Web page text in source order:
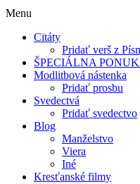
Menu
Citáty
Pridať verš z
ŠPECIÁLNA
Modlitbová nástenka
Pridať prosbu
Svedectvá
Pridať svedectvo
Blog
Manželstvo
Viera
Iné
Kresťanské filmy